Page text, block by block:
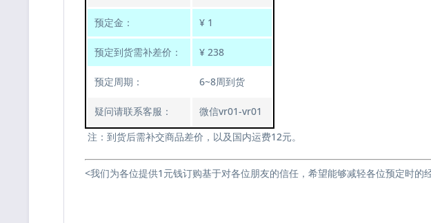
预定金： ¥ 1
预定到货需补差价： ¥ 238
预定周期： 6~8周到货
疑问请联系客服：
微信vr01-vr01
注：到货后需补交商品差价，以及国内运费12元。
<我们为各位提供1元钱订购基于对各位朋友的信任，希望能够减轻各位预定时